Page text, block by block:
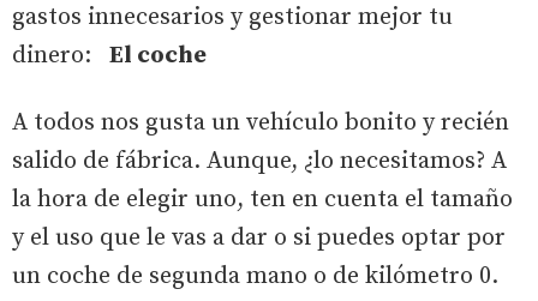
gastos innecesarios y gestionar mejor tu
dinero: El coche
A todos nos gusta un vehículo bonito y recién
salido de fábrica. Aunque, ¿lo necesitamos? A
la hora de elegir uno, ten en cuenta el tamaño
y el uso que le vas a dar o si puedes optar por
un coche de segunda mano o de kilómetro 0.